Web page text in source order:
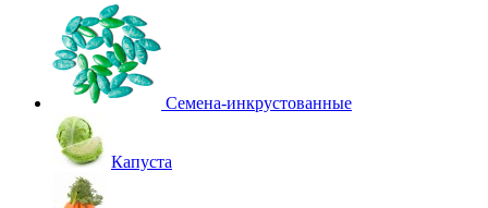
Семена-инкрустованные
Капуста